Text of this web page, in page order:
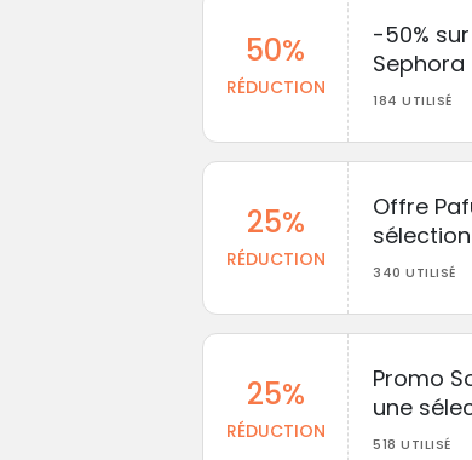
50%
RÉDUCTION
-50%
Sephora
184 UTILISÉ
25%
RÉDUCTION
Offre
340 UTILISÉ
25%
RÉDUCTION
Promo
une
518 UTILISÉ